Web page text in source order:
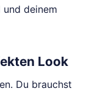
deinem
Look
Du brauchst